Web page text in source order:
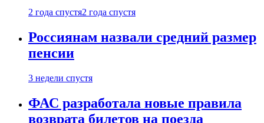
2 года спустя2 года спустя
Россиянам назвали средний размер
пенсии
3 недели спустя
ФАС разработала новые правила
возврата билетов на поезда